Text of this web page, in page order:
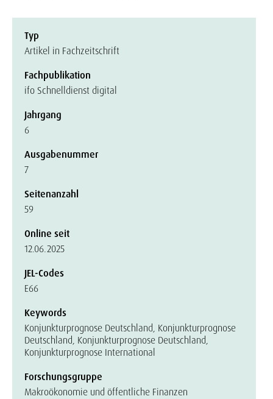
Typ
Artikel in Fachzeitschrift
Fachpublikation
ifo Schnelldienst digital
Jahrgang
6
Ausgabenummer
7
Seitenanzahl
59
Online seit
12.06.2025
JEL-Codes
E66
Keywords
Konjunkturprognose Deutschland, Konjunkturprognose
Deutschland, Konjunkturprognose Deutschland,
Konjunkturprognose International
Forschungsgruppe
Makroökonomie und öffentliche Finanzen